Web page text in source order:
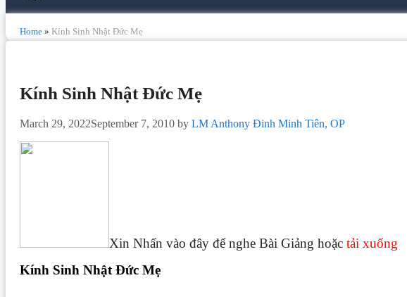
Home » Kính Sinh Nhật Đức Mẹ
Kính Sinh Nhật Đức Mẹ
March 29, 2022September 7, 2010 by LM Anthony Đinh Minh Tiên, OP
Xin Nhấn vào đây để nghe Bài Giảng hoặc tải xuống
Kính Sinh Nhật Đức Mẹ